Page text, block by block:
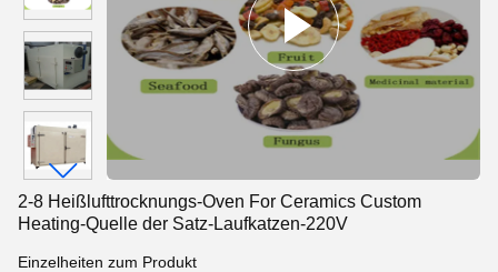
2-8 Heißlufttrocknungs-Oven For Ceramics Custom
Heating-Quelle der Satz-Laufkatzen-220V
Einzelheiten zum Produkt